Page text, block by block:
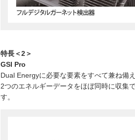
特長＜2＞
GSI Pro
Dual Energyに必要な要素をすべて兼ね備
2つのエネルギーデータをほぼ同時に収集
す。